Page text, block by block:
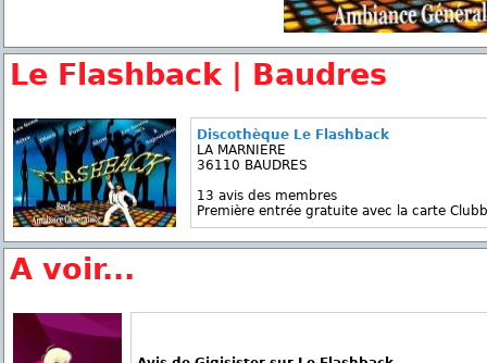
Le Flashback | Baudres
Discothèque Le Flashback
LA MARNIERE
36110 BAUDRES
13 avis des membres
Première entrée gratuite avec la carte
A voir...